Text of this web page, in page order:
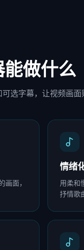
做什么
选字幕，让视频画面
面，
情绪
用柔和
抒情歌